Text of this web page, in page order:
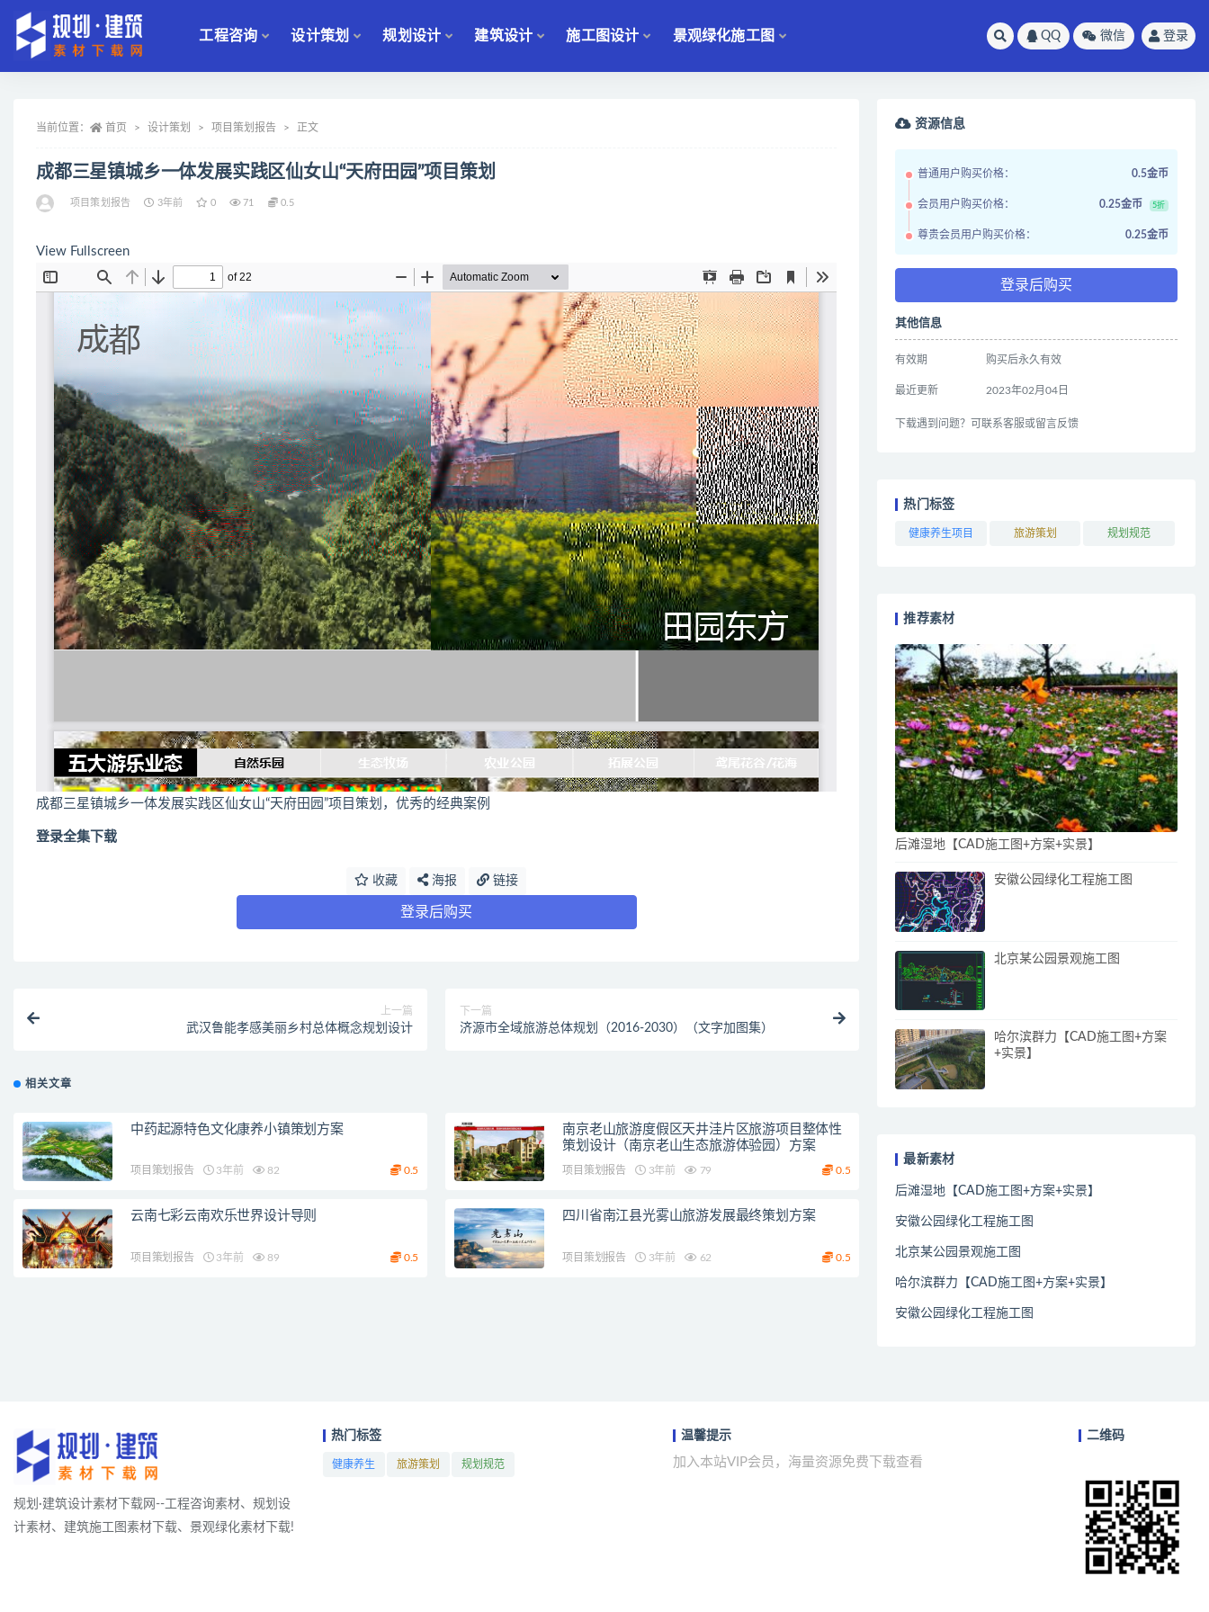
工程咨询 设计策划 规划设计 建筑设计 施工图设计 景观绿化施工图 QQ 微信 登录
当前位置： 首页 设计策划 项目策划报告 正文
成都三星镇城乡一体发展实践区仙女山“天府田园”项目策划
项目策划报告 3年前 0 71 0.5
View Fullscreen
成都三星镇城乡一体发展实践区仙女山“天府田园”项目策划，优秀的经典案例
登录全集下载
收藏 海报 链接
登录后购买
上一篇
武汉鲁能孝感美丽乡村总体概念规划设计
下一篇
济源市全域旅游总体规划（2016-2030）（文字加图集）
相关文章
中药起源特色文化康养小镇策划方案
项目策划报告 3年前 82 0.5
南京老山旅游度假区天井洼片区旅游项目整体性
策划设计（南京老山生态旅游体验园）方案
项目策划报告 3年前 79 0.5
云南七彩云南欢乐世界设计导则
项目策划报告 3年前 89 0.5
四川省南江县光雾山旅游发展最终策划方案
项目策划报告 3年前 62 0.5
资源信息
普通用户购买价格： 0.5金币
会员用户购买价格： 0.25金币 5折
尊贵会员用户购买价格： 0.25金币
登录后购买
其他信息
有效期 购买后永久有效
最近更新 2023年02月04日
下载遇到问题？可联系客服或留言反馈
热门标签
健康养生项目 旅游策划 规划规范
推荐素材
后滩湿地【CAD施工图+方案+实景】
安徽公园绿化工程施工图
北京某公园景观施工图
哈尔滨群力【CAD施工图+方案
+实景】
最新素材
后滩湿地【CAD施工图+方案+实景】
安徽公园绿化工程施工图
北京某公园景观施工图
哈尔滨群力【CAD施工图+方案+实景】
安徽公园绿化工程施工图
规划·建筑设计素材下载网--工程咨询素材、规划设
计素材、建筑施工图素材下载、景观绿化素材下载!
热门标签
健康养生 旅游策划 规划规范
温馨提示
加入本站VIP会员，海量资源免费下载查看
二维码